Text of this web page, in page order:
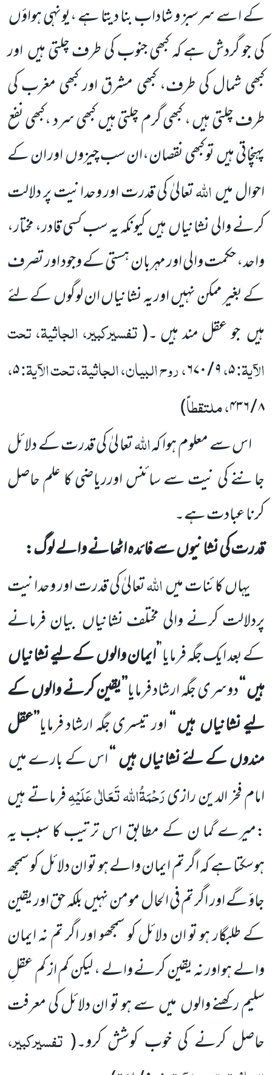
کے اسے سرسبز و شاداب بنا دیتا ہے ،یونہی ہواؤں
کی جو گردش ہے کہ کبھی جنوب کی طرف چلتی ہیںاور
کبھی شمال کی طرف، کبھی مشرق اور کبھی مغرب کی
طرف چلتی ہیں ، کبھی گرم چلتی ہیں کبھی سرد ،کبھی نفع
پہنچاتی ہیںتو کبھی نقصان،ان سب چیزوںاور ان کے
احوال میںاللہتعالیٰ کی قدرت اور وحدانیت پر دلالت
کرنے والی نشانیاںہیںکیونکہ یہ سب کسی قادر، مختار،
واحد، حکمت والی اور مہربان ہستی کے وجود اور تصرف
کے بغیر ممکن نہیںاور یہ نشانیاں ان لوگوںکے لئے
ہیں جو عقل مند ہیں ۔(تفسیرکبیر، الجاثیۃ، تحت
الآیۃ:۵،۹/۶۷۰، روح البیان، الجاثیۃ، تحت الآیۃ:۵،
۸/۴۳۶، ملتقطاً)
اس سے معلوم ہوا کہاللہتعا لیٰ کی قدرت کے دلائل
جاننے کی نیت سے سائنس اورریاضی کا علم حاصل
کرناعبادت ہے۔
قدرت کی نشانیوںسے فائدہ اٹھانے والے لوگ:
یہاں کائنات میںاللہتعالیٰ کی قدرت اور وحدانیت
پردلالت کرنے والی مختلف نشانیاں بیان فرمانے
کے بعدایک جگہ فرمایا’’ایمان والوںکے لیے نشانیاں
ہیں ‘‘دوسری جگہ ارشاد فرمایا’’یقین کرنے والوںکے
لیے نشانیاںہیں ‘‘اور تیسری جگہ ارشاد فرمایا’’عقل
مندوںکے لئے نشانیاںہیں‘‘اس کے بارے میں
امام فخر الدین رازیرَحْمَۃُاللہ تَعَالٰی عَلَیْہِفرماتے ہیں
:میرے گما ن کے مطابق اس ترتیب کا سبب یہ
ہوسکتا ہے کہ اگر تم ایمان والے ہو تو ان دلائل کو سمجھ
جاؤ گے اور اگر تم فی الحال مومن نہیںبلکہ حق اور یقین
کے طلبگار ہو تو ان دلائل کو سمجھو اور اگر تم نہ ایمان
والے ہو اور نہ یقین کرنے والے ، لیکن کم از کم عقلِ
سلیم رکھنے والوںمیںسے ہو تو ان دلائل کی معرفت
حاصل کرنے کی خوب کوشش کرو۔( تفسیرکبیر،